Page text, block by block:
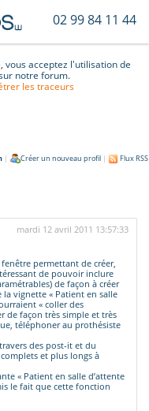
vous acceptez l'utilisation de
notre forum.
les traceurs
02 99 84 11 44
| Créer un nouveau profil | Flux RSS
mardi 12 avril 2011 13:57:33
permettant de créer,
de pouvoir inclure
de façon à créer
vignette « Patient en salle
« coller des
de façon très simple et très
téléphoner au prothésiste
des post-it et du
et plus longs à
« Patient en salle d’attente
le fait que cette fonction